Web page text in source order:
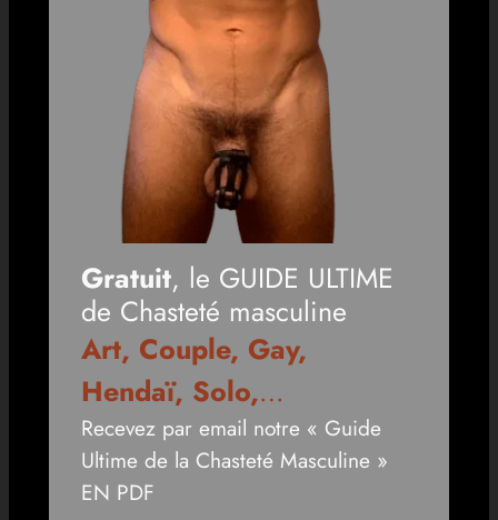
Gratuit, le GUIDE ULTIME
de Chasteté masculine
Art, Couple, Gay,
Hendaï, Solo,…
Recevez par email notre « Guide
Ultime de la Chasteté Masculine »
EN PDF